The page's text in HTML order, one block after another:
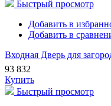
Быстрый просмотр
Добавить в
Добавить в
Входная Дверь для
93 832
Купить
Быстрый просмотр